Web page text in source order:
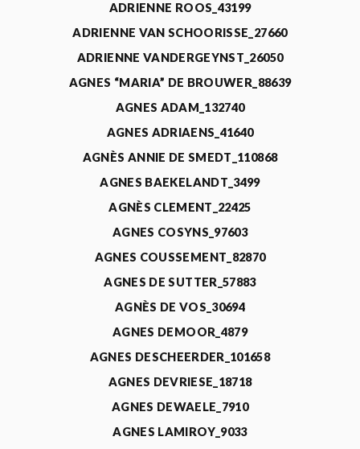
ADRIENNE ROOS_43199
ADRIENNE VAN SCHOORISSE_27660
ADRIENNE VANDERGEYNST_26050
AGNES “MARIA” DE BROUWER_88639
AGNES ADAM_132740
AGNES ADRIAENS_41640
AGNÈS ANNIE DE SMEDT_110868
AGNES BAEKELANDT_3499
AGNÈS CLEMENT_22425
AGNES COSYNS_97603
AGNES COUSSEMENT_82870
AGNES DE SUTTER_57883
AGNÈS DE VOS_30694
AGNES DEMOOR_4879
AGNES DESCHEERDER_101658
AGNES DEVRIESE_18718
AGNES DEWAELE_7910
AGNES LAMIROY_9033